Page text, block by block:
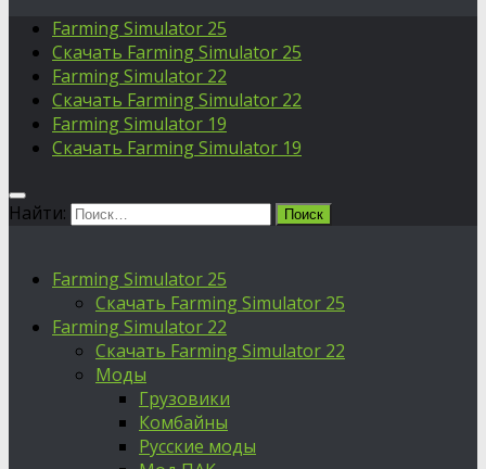
Farming Simulator 25
Скачать Farming Simulator 25
Farming Simulator 22
Скачать Farming Simulator 22
Farming Simulator 19
Скачать Farming Simulator 19
Найти:
Farming Simulator 25
Скачать Farming Simulator 25
Farming Simulator 22
Скачать Farming Simulator 22
Моды
Грузовики
Комбайны
Русские моды